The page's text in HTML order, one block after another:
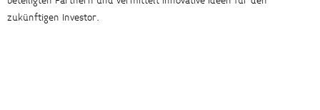
zukünftigen Investor.